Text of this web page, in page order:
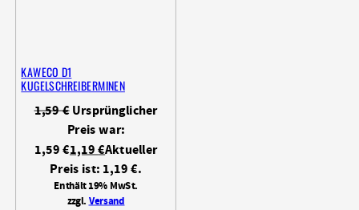
KAWECO D1
KUGELSCHREIBERMINEN
1,59€Ursprünglicher
Preis war:
1,59 €1,19€Aktueller
Preis ist: 1,19 €.
Enthält 19% MwSt.
zzgl.Versand